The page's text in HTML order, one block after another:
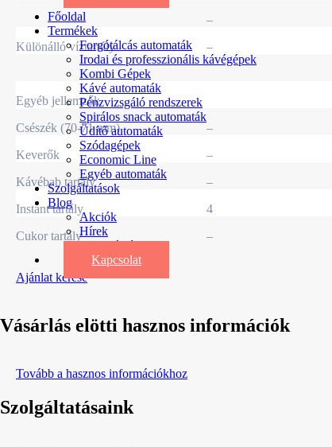
Főoldal
Termékek
Forgótálcás automaták
Irodai és professzionális kávégépek
Kombi Gépek
Kávé automaták
Pénzvizsgáló rendszerek
Spirálos snack automaták
Üdítő automaták
Szódagépek
Economic Line
Egyéb automaták
Szolgáltatások
Blog
Akciók
Hírek
Információk
Kapcsolat
–
Különálló víztartály
–
Egyéb jellemzők
Csészék (70-71 mm)
–
Keverők
–
Kávébab tartály
–
Instant tartály
4
Cukor tartály
–
Ajánlat kérése
Vásárlás elötti hasznos információk
Tovább a hasznos információkhoz
Szolgáltatásaink